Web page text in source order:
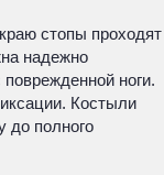
стопы проходят
надежно
ноги.
Костыли
до полного